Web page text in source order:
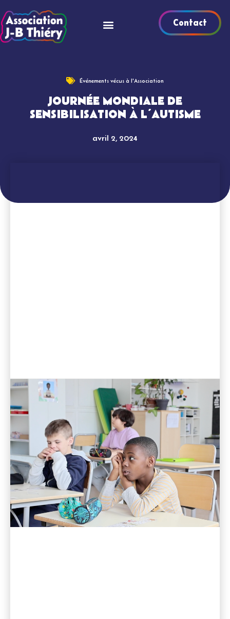
Contact
Événements vécus à l'Association
JOURNÉE MONDIALE DE
SENSIBILISATION À L’AUTISME
avril 2, 2024